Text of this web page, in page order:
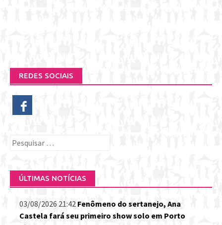
REDES SOCIAIS
Pesquisar
ÚLTIMAS NOTÍCIAS
03/08/2026 21:42 Fenômeno do sertanejo, Ana
Castela fará seu primeiro show solo em Porto